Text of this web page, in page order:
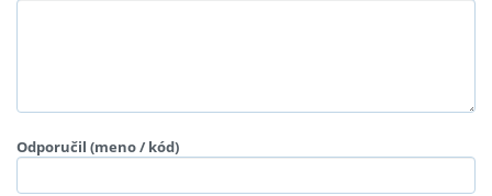
Odporučil (meno / kód)